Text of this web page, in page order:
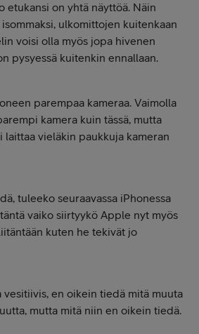
etukansi on yhtä näyttöä. Näin
ulkomittojen kuitenkaan
voisi olla myös jopa hivenen
pysyessä kuitenkin ennallaan.
parempaa kameraa. Vaimolla
kamera kuin tässä, mutta
laittaa vieläkin paukkuja kameran
tuleeko seuraavassa iPhonessa
vaiko siirtyykö Apple nyt myös
kuten he tekivät jo
vesitiivis, en oikein tiedä mitä muuta
mutta mitä niin en oikein tiedä.